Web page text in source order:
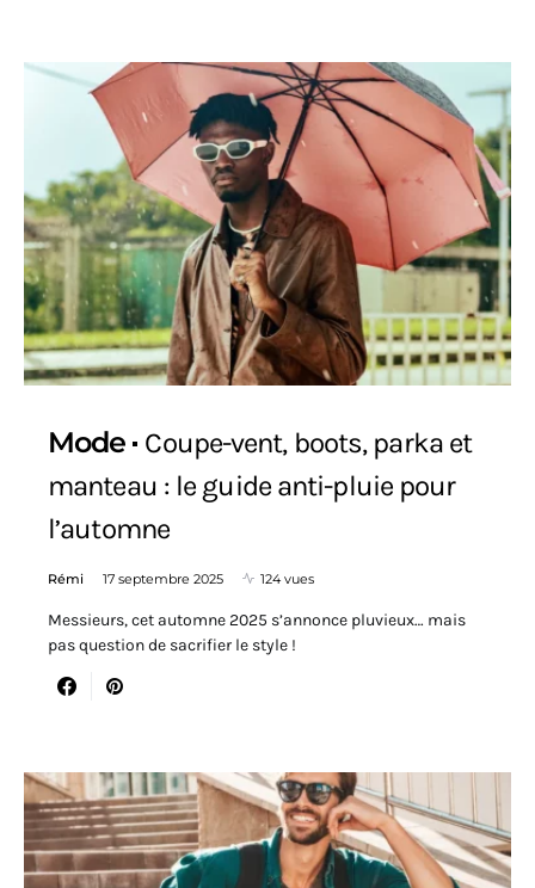
Mode
Coupe-vent, boots, parka et
manteau : le guide anti-pluie pour
l’automne
Rémi 17 septembre 2025 124 vues
Messieurs, cet automne 2025 s’annonce pluvieux… mais
pas question de sacrifier le style !